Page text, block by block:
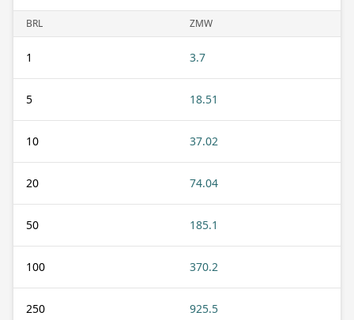
BRL ZMW
1 3.7
5 18.51
10 37.02
20 74.04
50 185.1
100 370.2
250 925.5